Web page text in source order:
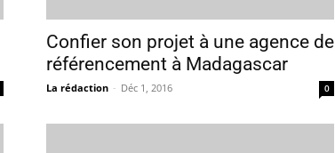
Confier son projet à une agence de
référencement à Madagascar
La rédaction - Déc 1, 2016 0